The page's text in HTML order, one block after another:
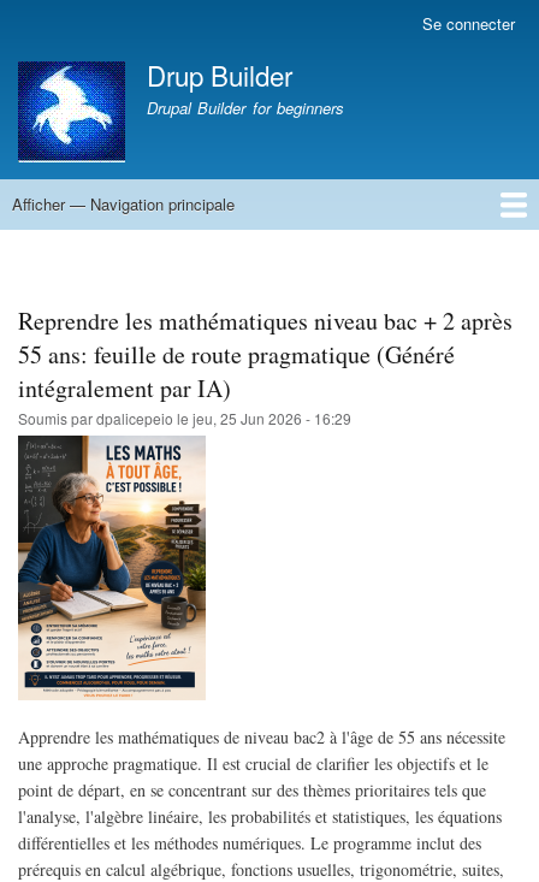
contenu
principal
du
compte
de
l'utilisateur
Se connecter
Drup Builder
Drupal Builder for beginners
Navigation
Afficher — Navigation principale
Reprendre les mathématiques niveau bac + 2 après
55 ans: feuille de route pragmatique (Généré
intégralement par IA)
Soumis pardpalicepeio le jeu, 25 Jun 2026 - 16:29
Apprendre les mathématiques de niveau bac2 à l'âge de 55 ans nécessite
une approche pragmatique. Il est crucial de clarifier les objectifs et le
point de départ, en se concentrant sur des thèmes prioritaires tels que
l'analyse, l'algèbre linéaire, les probabilités et statistiques, les équations
différentielles et les méthodes numériques. Le programme inclut des
prérequis en calcul algébrique, fonctions usuelles, trigonométrie, suites,